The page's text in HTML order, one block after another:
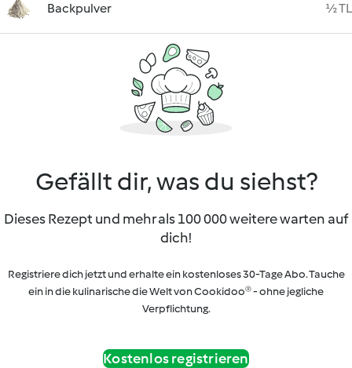
Backpulver ½ TL
Gefällt dir, was du siehst?
Dieses Rezept und mehr als 100 000 weitere warten auf
dich!
Registriere dich jetzt und erhalte ein kostenloses 30-Tage Abo. Tauche
ein in die kulinarische die Welt von Cookidoo® - ohne jegliche
Verpflichtung.
Kostenlos registrieren